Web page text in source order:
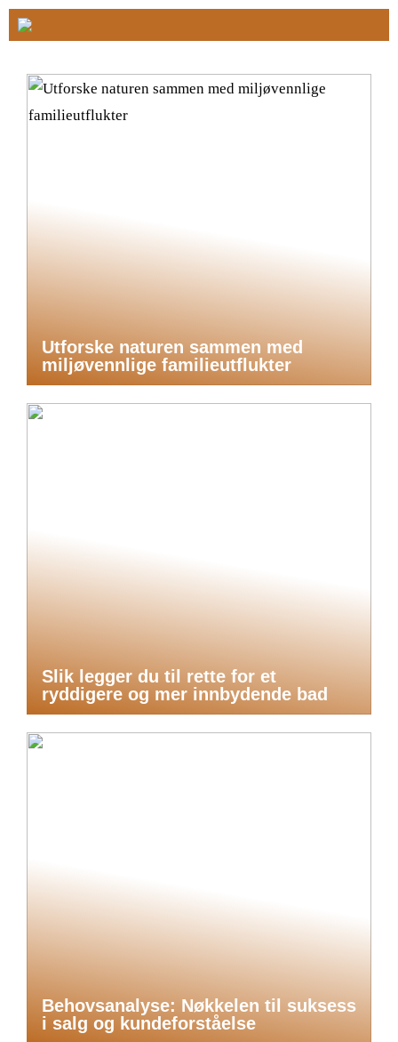
Utforske naturen sammen med
miljøvennlige familieutflukter
Slik legger du til rette for et
ryddigere og mer innbydende bad
Behovsanalyse: Nøkkelen til suksess
i salg og kundeforståelse